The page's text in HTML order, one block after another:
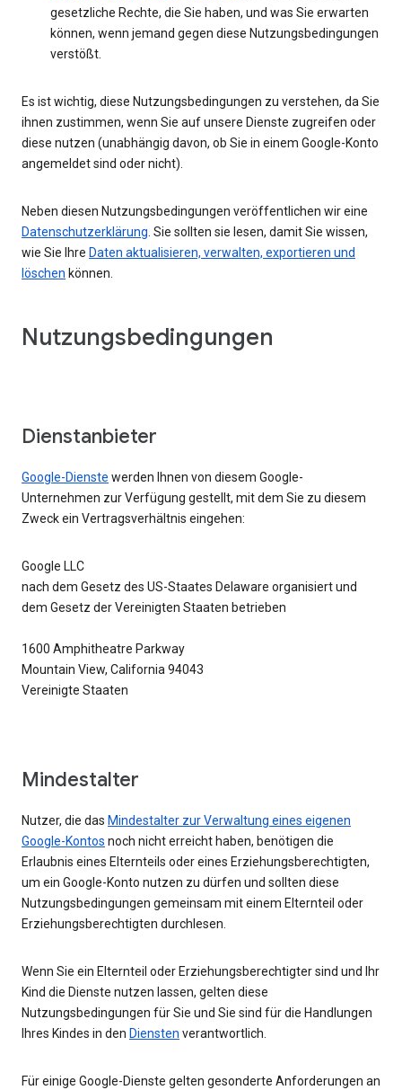
gesetzliche Rechte, die Sie haben, und was Sie erwarten
können, wenn jemand gegen diese Nutzungsbedingungen
verstößt.
Es ist wichtig, diese Nutzungsbedingungen zu verstehen, da Sie
ihnen zustimmen, wenn Sie auf unsere Dienste zugreifen oder
diese nutzen (unabhängig davon, ob Sie in einem Google-Konto
angemeldet sind oder nicht).
Neben diesen Nutzungsbedingungen veröffentlichen wir eine
Datenschutzerklärung . Sie sollten sie lesen, damit Sie wissen,
wie Sie Ihre Daten aktualisieren, verwalten, exportieren und
löschen können.
Nutzungsbedingungen
Dienstanbieter
Google-Dienste werden Ihnen von diesem Google-
Unternehmen zur Verfügung gestellt, mit dem Sie zu diesem
Zweck ein Vertragsverhältnis eingehen:
Google LLC
nach dem Gesetz des US-Staates Delaware organisiert und
dem Gesetz der Vereinigten Staaten betrieben
1600 Amphitheatre Parkway
Mountain View, California 94043
Vereinigte Staaten
Mindestalter
Nutzer, die das Mindestalter zur Verwaltung eines eigenen
Google-Kontos noch nicht erreicht haben, benötigen die
Erlaubnis eines Elternteils oder eines Erziehungsberechtigten,
um ein Google-Konto nutzen zu dürfen und sollten diese
Nutzungsbedingungen gemeinsam mit einem Elternteil oder
Erziehungsberechtigten durchlesen.
Wenn Sie ein Elternteil oder Erziehungsberechtigter sind und Ihr
Kind die Dienste nutzen lassen, gelten diese
Nutzungsbedingungen für Sie und Sie sind für die Handlungen
Ihres Kindes in den Diensten verantwortlich.
Für einige Google-Dienste gelten gesonderte Anforderungen an